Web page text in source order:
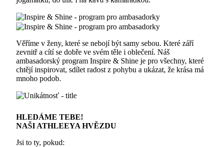
Věříme v ženy, které se nebojí být samy sebou. Které září
zevnitř a cítí se dobře ve svém těle i oblečení. Náš
ambasadorský program Inspire & Shine je pro všechny, které
chtějí inspirovat, sdílet radost z pohybu a ukázat, že krása má
mnoho podob.
HLEDÁME TEBE!
NAŠI ATHLEEYA HVĚZDU
Jsi to ty, pokud: